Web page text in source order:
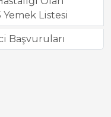
Listesi
Başvuruları